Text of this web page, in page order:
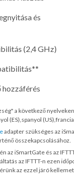
és
(2,4 GHz)
a következő
(ES),spanyol
adapter szükséges az
összekapcsolásához.
az iSmartGate és az
az IFTTT-n ezen
az ezzel járó